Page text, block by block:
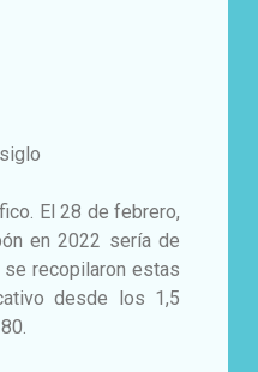
El 28 de febrero,
en 2022 sería de
recopilaron estas
desde los 1,5